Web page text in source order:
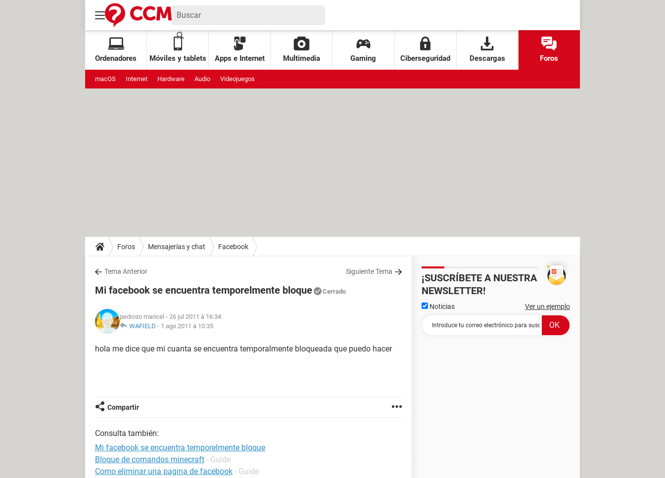
Ordenadores Móviles y tablets Apps e Internet Multimedia Gaming Ciberseguridad Descargas Foros
macOS Internet Hardware Audio Videojuegos
Foros Mensajerías y chat Facebook
Tema Anterior Siguiente Tema
Mi facebook se encuentra temporelmente bloque Cerrado
pedrozo maricel - 26 jul 2011 à 16:34
WAFIELD - 1 ago 2011 à 10:35
hola me dice que mi cuanta se encuentra temporalmente bloqueada que puedo hacer
Compartir
Consulta también:
Mi facebook se encuentra temporelmente bloque
Bloque de comandos minecraft - Guide
Como eliminar una pagina de facebook - Guide
¡SUSCRÍBETE A NUESTRA
NEWSLETTER!
Noticias Ver un ejemplo